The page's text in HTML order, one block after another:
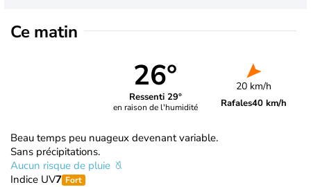
Ce matin
26°
Ressenti 29°
en raison de l'humidité
20 km/h
Rafales40 km/h
Beau temps peu nuageux devenant variable.
Sans précipitations.
Aucun risque de pluie
Indice UV7 Fort